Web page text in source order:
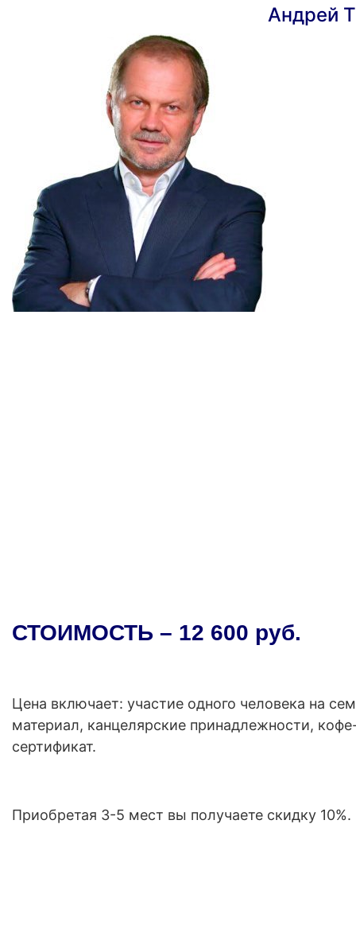
Андрей
СТОИМОСТЬ – 12 600 руб.
Цена включает: участие одного человека на
материал, канцелярские принадлежности,
сертификат.
Приобретая 3-5 мест вы получаете скидку 10%.